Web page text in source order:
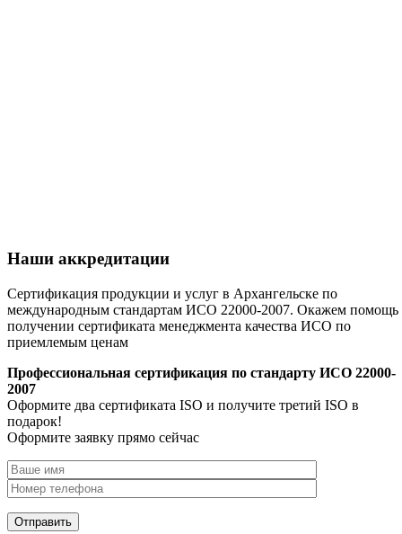
Наши аккредитации
Сертификация продукции и услуг в Архангельске по
международным стандартам ИСО 22000-2007. Окажем помощь
получении сертификата менеджмента качества ИСО по
приемлемым ценам
Профессиональная сертификация по стандарту ИСО 22000-
2007
Оформите два сертификата ISO и получите третий ISO в
подарок!
Оформите заявку прямо сейчас